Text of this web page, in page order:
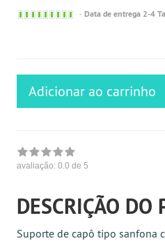
Sofort
Data de entrega 2-4
Adicionar ao carrinho
avaliação: 0.0 de 5
DESCRIÇÃO DO
Suporte de capô tipo sanfona